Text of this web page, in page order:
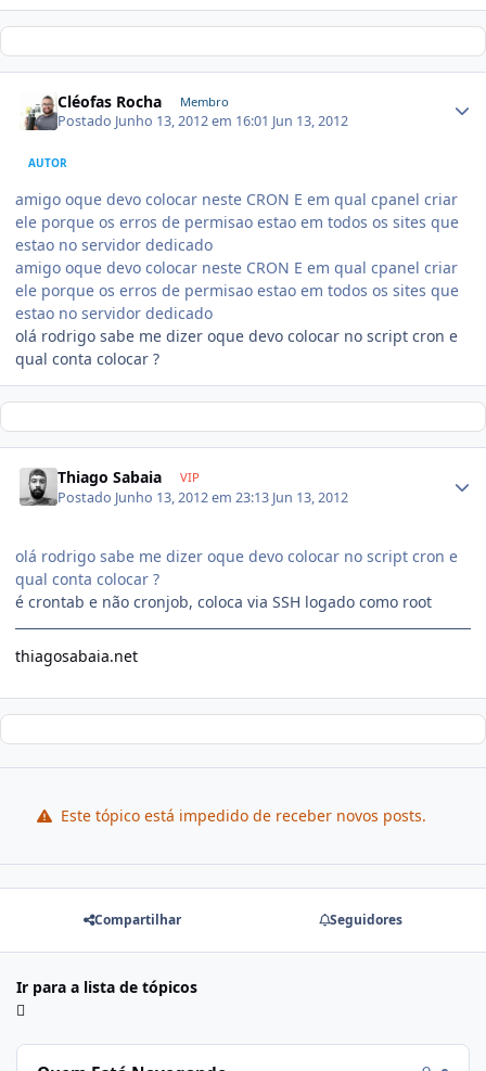
Cléofas Rocha Membro
Postado Junho 13, 2012 em 16:01 Jun 13, 2012
AUTOR
amigo oque devo colocar neste CRON E em qual cpanel criar
ele porque os erros de permisao estao em todos os sites que
estao no servidor dedicado
amigo oque devo colocar neste CRON E em qual cpanel criar
ele porque os erros de permisao estao em todos os sites que
estao no servidor dedicado
olá rodrigo sabe me dizer oque devo colocar no script cron e
qual conta colocar ?
Thiago Sabaia VIP
Postado Junho 13, 2012 em 23:13 Jun 13, 2012
olá rodrigo sabe me dizer oque devo colocar no script cron e
qual conta colocar ?
é crontab e não cronjob, coloca via SSH logado como root
thiagosabaia.net
Este tópico está impedido de receber novos posts.
Compartilhar Seguidores
Ir para a lista de tópicos